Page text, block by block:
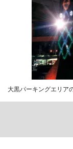
大黒パーキングエリア